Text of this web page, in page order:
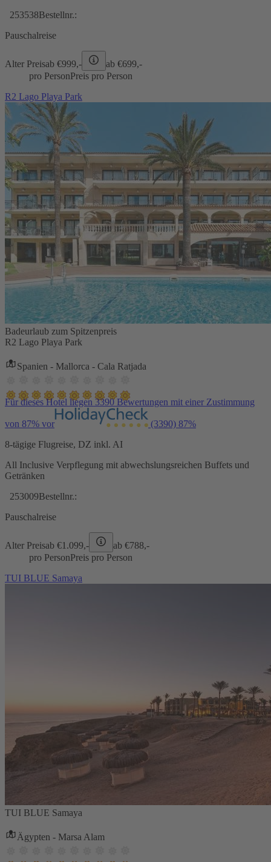
253538Bestellnr.:
Pauschalreise
Alter Preisab €999,- ab €699,-
pro PersonPreis pro Person
R2 Lago Playa Park
Badeurlaub zum Spitzenpreis
R2 Lago Playa Park
Spanien - Mallorca - Cala Ratjada
Für dieses Hotel liegen 3390 Bewertungen mit einer Zustimmung
von 87% vor (3390) 87%
8-tägige Flugreise, DZ inkl. AI
All Inclusive Verpflegung mit abwechslungsreichen Buffets und
Getränken
253009Bestellnr.:
Pauschalreise
Alter Preisab €1.099,- ab €788,-
pro PersonPreis pro Person
TUI BLUE Samaya
TUI BLUE Samaya
Ägypten - Marsa Alam